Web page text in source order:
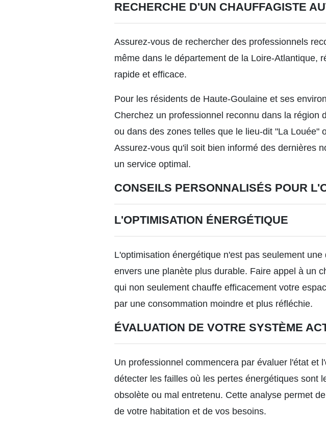
RECHERCHE D'UN CHAUFFAGISTE
Assurez-vous de rechercher des professionnels
même dans le département de la Loire-Atlantique,
rapide et efficace.
Pour les résidents de Haute-Goulaine et ses
Cherchez un professionnel reconnu dans la
ou dans des zones telles que le lieu-dit "La
Assurez-vous qu'il soit bien informé des dernières
un service optimal.
CONSEILS PERSONNALISÉS POUR
L'OPTIMISATION ÉNERGÉTIQUE
L'optimisation énergétique n'est pas seulement
envers une planète plus durable. Faire appel à un
qui non seulement chauffe efficacement votre
par une consommation moindre et plus réfléchie.
ÉVALUATION DE VOTRE SYSTÈME
Un professionnel commencera par évaluer l'état et
détecter les failles où les pertes énergétiques sont
obsolète ou mal entretenu. Cette analyse permet
de votre habitation et de vos besoins.